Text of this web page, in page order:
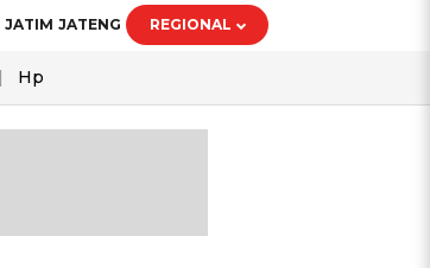
JATIM JATENG REGIONAL
Hp